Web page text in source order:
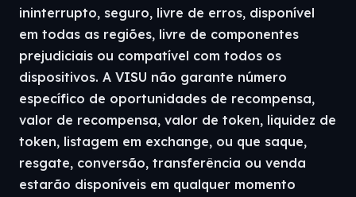
ininterrupto, seguro, livre de erros, disponível
em todas as regiões, livre de componentes
prejudiciais ou compatível com todos os
dispositivos. A VISU não garante número
específico de oportunidades de recompensa,
valor de recompensa, valor de token, liquidez de
token, listagem em exchange, ou que saque,
resgate, conversão, transferência ou venda
estarão disponíveis em qualquer momento